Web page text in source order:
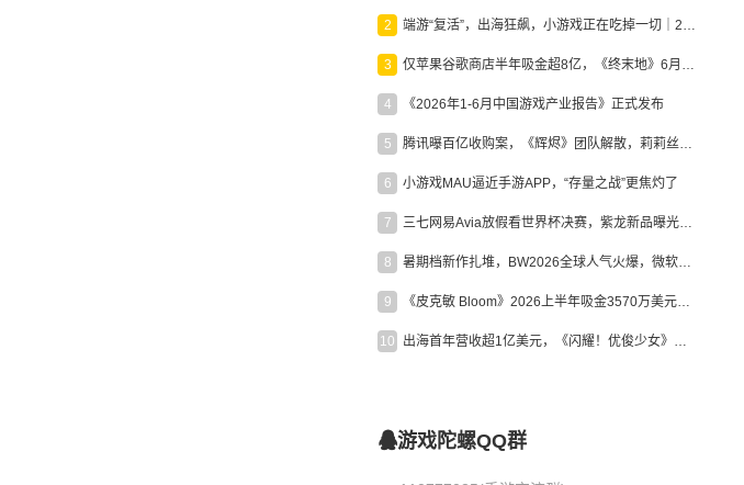
2 端游“复活”，出海狂飙，小游戏正在吃掉一切｜2026上半年产业报告
3 仅苹果谷歌商店半年吸金超8亿，《终末地》6月份收入显著回暖
4 《2026年1-6月中国游戏产业报告》正式发布
5 腾讯曝百亿收购案，《辉烬》团队解散，莉莉丝新作曝光｜陀螺周报
6 小游戏MAU逼近手游APP，“存量之战”更焦灼了
7 三七网易Avia放假看世界杯决赛，紫龙新品曝光，米哈游新作上线 | 陀螺周报
8 暑期档新作扎堆，BW2026全球人气火爆，微软XBOX大裁员|陀螺周报
9 《皮克敏 Bloom》2026上半年吸金3570万美元，中国台湾成最大市场
10 出海首年营收超1亿美元，《闪耀！优俊少女》美国市场占比达七成
游戏陀螺QQ群